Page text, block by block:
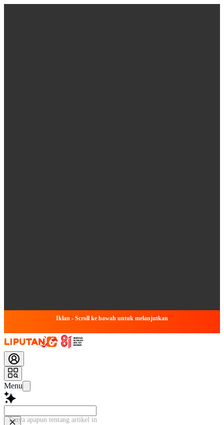
Iklan - Scroll ke bawah untuk melanjutkan
Menu
Tanya apapun tentang artikel ini...